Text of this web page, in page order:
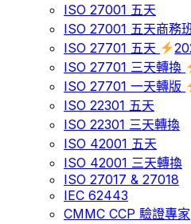
ISO 27001 五天
ISO 27001 五天商務
ISO 27701 五天
ISO 27701 三天轉換
ISO 27701 一天轉版
ISO 22301 五天
ISO 22301 三天轉換
ISO 42001 五天
ISO 42001 三天轉換
ISO 27017 & 27018
IEC 62443
CMMC CCP 驗證專家